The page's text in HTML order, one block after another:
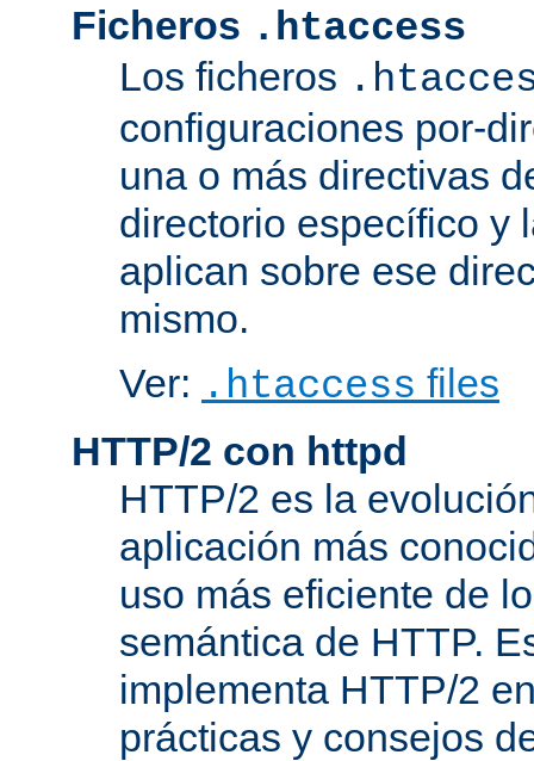
Ficheros .htaccess
Los ficheros
configuraciones por-
una o más directivas
directorio específico y
aplican sobre ese
mismo.
Ver: .htaccess files
HTTP/2 con httpd
HTTP/2 es la
aplicación más
uso más eficiente de
semántica de HTTP.
implementa HTTP/2
prácticas y consejos